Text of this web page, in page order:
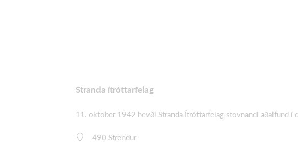
Stranda ítróttarfelag
11. oktober 1942 hevði Stranda Ítróttarfelag stovnandi aðalfund í
490 Strendur